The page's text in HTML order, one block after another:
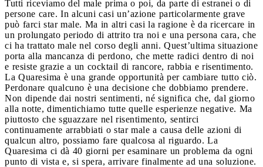
Tutti riceviamo del male prima o poi, da parte di estranei o di
persone care. In alcuni casi un’azione particolarmente grave
può farci star male. Ma in altri casi la ragione è da ricercare in
un prolungato periodo di attrito tra noi e una persona cara, che
ci ha trattato male nel corso degli anni. Quest’ultima situazione
porta alla mancanza di perdono, che mette radici dentro di noi
e resiste grazie a un cocktail di rancore, rabbia e risentimento.
La Quaresima è una grande opportunità per cambiare tutto ciò.
Perdonare qualcuno è una decisione che dobbiamo prendere.
Non dipende dai nostri sentimenti, né significa che, dal giorno
alla notte, dimentichiamo tutte quelle esperienze negative. Ma
piuttosto che sguazzare nel risentimento, sentirci
continuamente arrabbiati o star male a causa delle azioni di
qualcun altro, possiamo fare qualcosa al riguardo. La
Quaresima ci dà 40 giorni per esaminare un problema da ogni
punto di vista e, si spera, arrivare finalmente ad una soluzione.